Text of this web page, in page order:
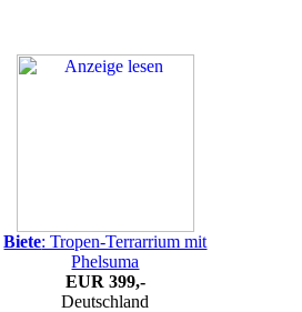
Biete: Tropen-Terrarrium mit
Phelsuma
EUR 399,-
Deutschland